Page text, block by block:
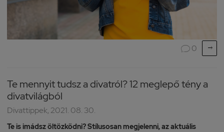
0 
Te mennyit tudsz a divatról? 12 meglepő tény a
divatvilágból
Divattippek, 2021. 08. 30.
Te is imádsz öltözködni? Stílusosan megjelenni, az aktuális